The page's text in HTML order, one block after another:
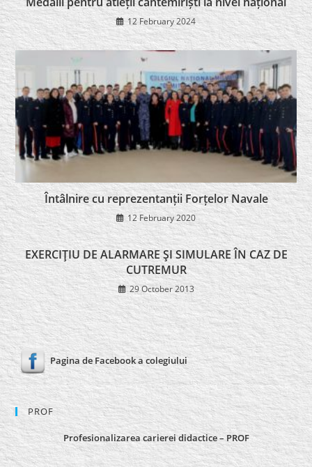
12 February 2024
Întâlnire cu reprezentanții Forțelor Navale
12 February 2020
EXERCIŢIU DE ALARMARE ŞI SIMULARE ÎN CAZ DE
CUTREMUR
29 October 2013
Pagina de Facebook a colegiului
PROF
Profesionalizarea carierei didactice – PROF